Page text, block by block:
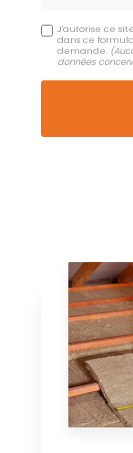
J'autorise ce
dans ce
demande.
données